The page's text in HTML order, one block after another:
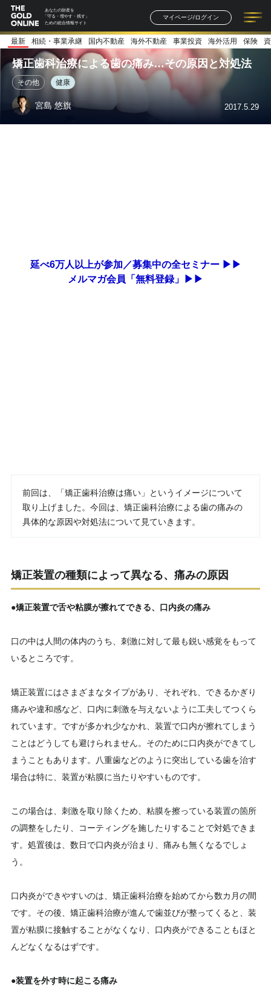
あなたの財産を
「守る・増やす・残す」
ための総合情報サイト
マイページ/ログイン
記事一覧 連載一覧
著者一覧 書籍一覧
最新 相続・事業承継 国内不動産 海外不動産 事業投資 海外活用 保険
矯正歯科治療による歯の痛み…その原因と対処法
その他 健康
宮島 悠旗 2017.5.29
延べ6万人以上が参加／募集中の全セミナー ▶▶
メルマガ会員「無料登録」▶▶
前回は、「矯正歯科治療は痛い」というイメージについて
取り上げました。今回は、矯正歯科治療による歯の痛みの
具体的な原因や対処法について見ていきます。
矯正装置の種類によって異なる、痛みの原因
●矯正装置で舌や粘膜が擦れてできる、口内炎の痛み
口の中は人間の体内のうち、刺激に対して最も鋭い感覚をもって
いるところです。
矯正装置にはさまざまなタイプがあり、それぞれ、できるかぎり
痛みや違和感など、口内に刺激を与えないように工夫してつくら
れています。ですが多かれ少なかれ、装置で口内が擦れてしまう
ことはどうしても避けられません。そのために口内炎ができてし
まうこともあります。八重歯などのように突出している歯を治す
場合は特に、装置が粘膜に当たりやすいものです。
この場合は、刺激を取り除くため、粘膜を擦っている装置の箇所
の調整をしたり、コーティングを施したりすることで対処できま
す。処置後は、数日で口内炎が治まり、痛みも無くなるでしょ
う。
口内炎ができやすいのは、矯正歯科治療を始めてから数カ月の間
です。その後、矯正歯科治療が進んで歯並びが整ってくると、装
置が粘膜に接触することがなくなり、口内炎ができることもほと
んどなくなるはずです。
●装置を外す時に起こる痛み